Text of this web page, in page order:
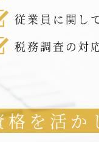
従業員に関し
税務調査の対
を活か